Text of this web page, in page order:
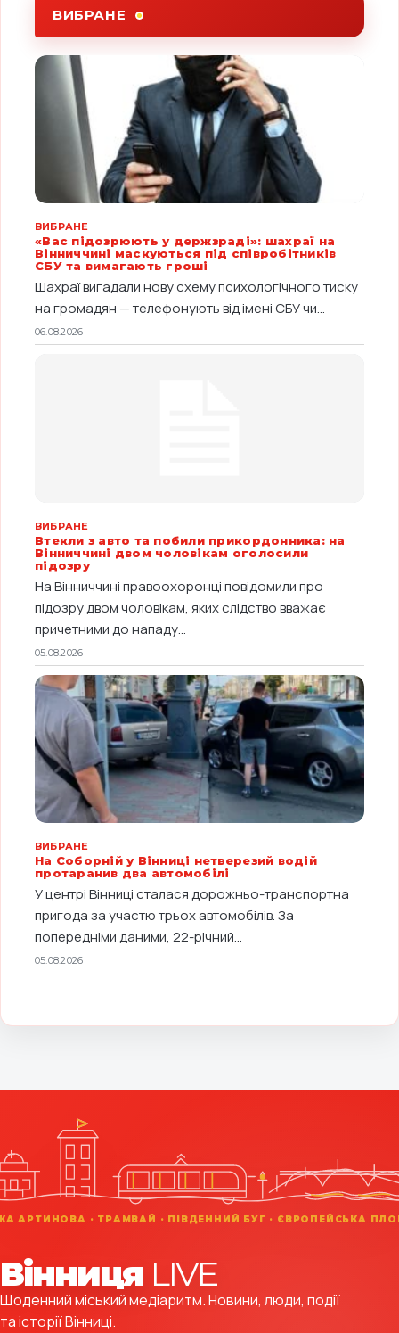
Вінниця LIVE
Щоденний міський медіаритм. Новини, люди, події
та історії Вінниці.